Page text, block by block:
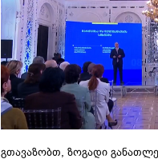
გთავაზობთ, ზოგადი